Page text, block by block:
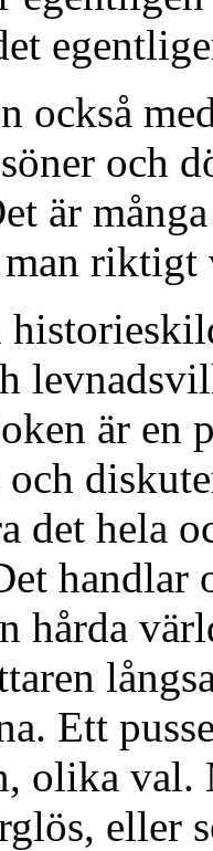
också
och
är
riktigt
är en
det hela
hårda
Ett
olika
eller